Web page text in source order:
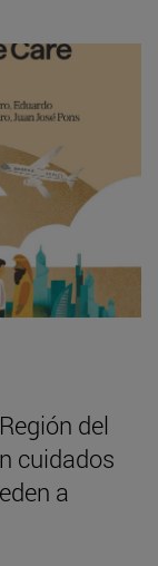
del
cuidados
a